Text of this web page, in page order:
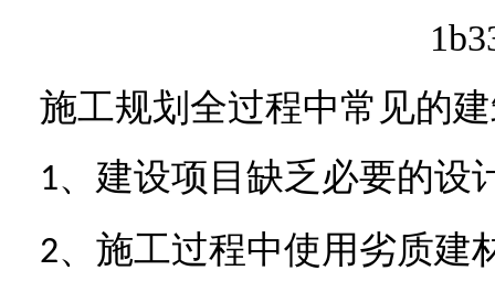
施工规划全过程中常见的
1、建设项目缺乏必要的设
2、 施工过程中使用劣质建